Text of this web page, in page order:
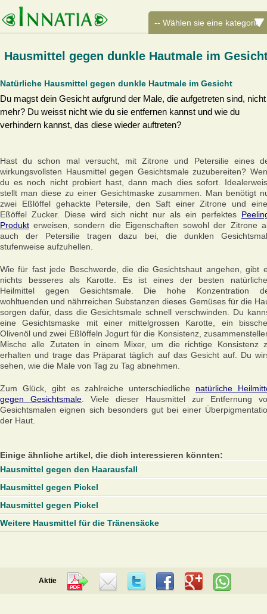
Hausmittel gegen dunkle Hautmale im
Natürliche Hausmittel gegen dunkle Hautmale im Gesicht
Du magst dein Gesicht aufgrund der Male, die aufgetreten sind, nicht
mehr? Du weisst nicht wie du sie entfernen kannst und wie du
verhindern kannst, das diese wieder auftreten?
Hast du schon mal versucht, mit Zitrone und Petersilie eines
wirkungsvollsten Hausmittel gegen Gesichtsmale zuzubereiten?
du es noch nicht probiert hast, dann mach dies sofort.
stellt man diese zu einer Gesichtmaske zusammen. Man benötigt
zwei Eßlöffel gehackte Petersile, den Saft einer Zitrone und
Eßöffel Zucker. Diese wird sich nicht nur als ein perfektes
Produkt erweisen, sondern die Eigenschaften sowohl der Zitrone
auch der Petersilie tragen dazu bei, die dunklen
stufenweise aufzuhellen.
Wie für fast jede Beschwerde, die die Gesichtshaut angehen, gibt
nichts besseres als Karotte. Es ist eines der besten
Heilmittel gegen Gesichtsmale. Die hohe Konzentration
wohltuenden und nährreichen Substanzen dieses Gemüses für die
sorgen dafür, dass die Gesichtsmale schnell verschwinden. Du
eine Gesichtsmaske mit einer mittelgrossen Karotte, ein
Olivenöl und zwei Eßlöffeln Jogurt für die Konsistenz,
Mische alle Zutaten in einem Mixer, um die richtige Konsistenz
erhalten und trage das Präparat täglich auf das Gesicht auf. Du
sehen, wie die Male von Tag zu Tag abnehmen.
Zum Glück, gibt es zahlreiche unterschiedliche natürliche
gegen Gesichtsmale . Viele dieser Hausmittel zur Entfernung
Gesichtsmalen eignen sich besonders gut bei einer
der Haut.
Einige ähnliche artikel, die dich interessieren könnten:
Hausmittel gegen den Haarausfall
Hausmittel gegen Pickel
Hausmittel gegen Pickel
Weitere Hausmittel für die Tränensäcke
Aktie